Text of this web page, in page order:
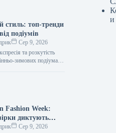
стиль: топ-тренди
подіумів
Сер 9, 2026
та розкутість
зимових подіумах
одягу. І мова
Fashion Week:
диктують
Сер 9, 2026
и